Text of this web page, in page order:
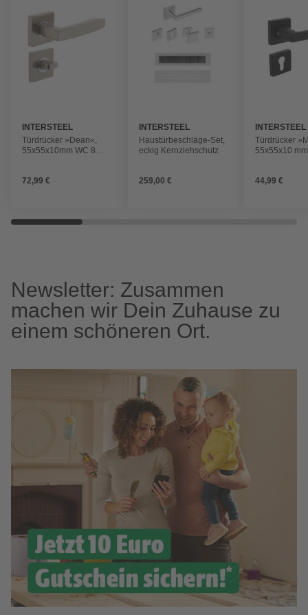
INTERSTEEL
Türdrücker »Dean«,
55x55x10mm WC 8
72,99 €
INTERSTEEL
Haustürbeschläge-Set,
eckig Kernziehschutz
259,00 €
INTERSTEEL
Türdrücker
55x55x10
44,99 €
Newsletter: Zusammen
machen wir Dein Zuhause zu
einem schöneren Ort.